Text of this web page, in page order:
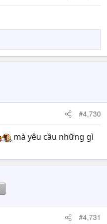
#4,730
mà yêu cầu những gì
#4,731